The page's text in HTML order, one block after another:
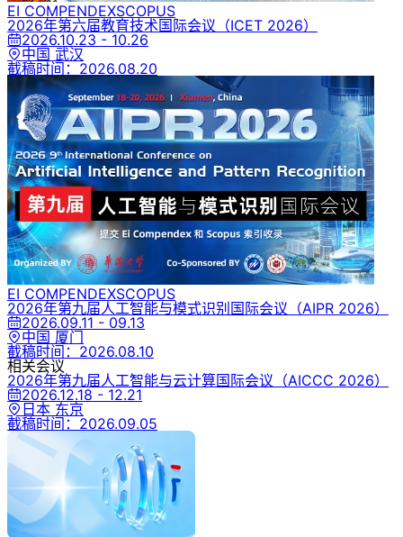
EI COMPENDEXSCOPUS
2026年第六届教育技术国际会议 （ICET 2026）
2026.10.23 - 10.26
中国 武汉
截稿时间： 2026.08.20
EI COMPENDEXSCOPUS
2026年第九届人工智能与模式识别国际会议 （AIPR 2026）
2026.09.11 - 09.13
中国 厦门
截稿时间： 2026.08.10
相关会议
2026年第九届人工智能与云计算国际会议 （AICCC 2026）
2026.12.18 - 12.21
日本 东京
截稿时间： 2026.09.05